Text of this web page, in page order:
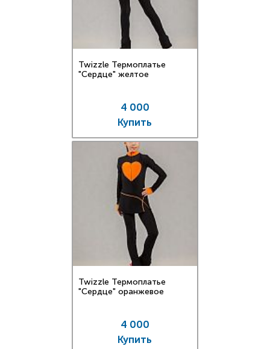
Twizzle Термоплатье
"Сердце" желтое
4 000
Купить
Twizzle Термоплатье
"Сердце" оранжевое
4 000
Купить